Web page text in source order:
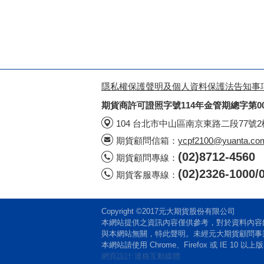
隱私權保護聲明及個人資料保護法告知事
期貨商許可證照字號114年金管期總字第
104 台北市中山區南京東路二段77號
期貨顧問信箱：
期貨顧問專線： (02)8712-4560
期貨客服專線： (02)2326-1000/
Copyright ©2017元大期貨股份有限公司
本網站提供之資訊內容僅供參考，對於資料內
與本網站無關，特此聲明。未經元大期貨顧問
本網站請使用 Chrome、Firefox 或 IE 10 以上
網頁設計:達格互動媒體